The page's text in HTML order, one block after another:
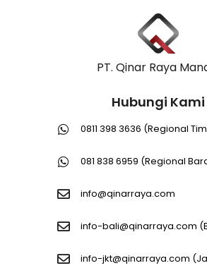
PT. Qinar Raya
Hubungi Kami
0811 398 3636 (Regional
081 838 6959 (Regional
info@qinarraya.com
info-bali@qinarraya.com
info-jkt@qinarraya.com